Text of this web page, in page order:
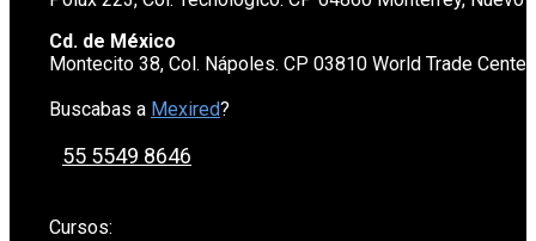
Cd. de México
Montecito 38, Col. Nápoles. CP 03810 World Trade
Buscabas a Mexired?
55 5549 8646
Cursos: